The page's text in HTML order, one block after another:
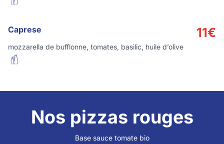
Caprese 11€
mozzarella de bufflonne, tomates, basilic, huile d’olive
Nos pizzas rouges
Base sauce tomate bio